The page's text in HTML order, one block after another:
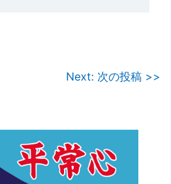
Next: 次の投稿 >>